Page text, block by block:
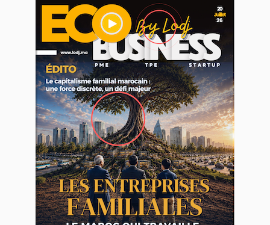
WEB TV LODJ24 : Youtube, kick et twitch
Plein écran
Inscription à la newsletter